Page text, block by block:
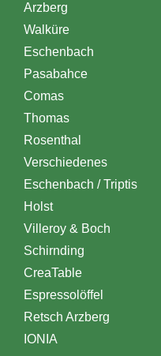
Arzberg
Walküre
Eschenbach
Pasabahce
Comas
Thomas
Rosenthal
Verschiedenes
Eschenbach / Triptis
Holst
Villeroy & Boch
Schirnding
CreaTable
Espressolöffel
Retsch Arzberg
IONIA